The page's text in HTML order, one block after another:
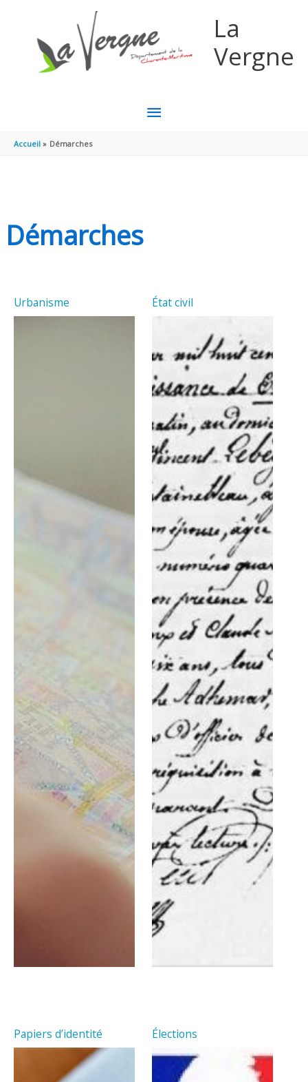
La
Vergne
MENU
Accueil Démarches
Démarches
Urbanisme État civil
Papiers d’identité Élections